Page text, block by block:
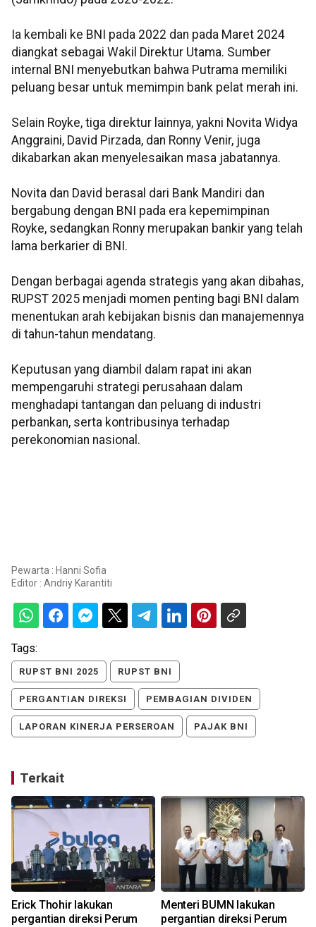
Ia kembali ke BNI pada 2022 dan pada Maret 2024
diangkat sebagai Wakil Direktur Utama. Sumber
internal BNI menyebutkan bahwa Putrama memiliki
peluang besar untuk memimpin bank pelat merah ini.
Selain Royke, tiga direktur lainnya, yakni Novita Widya
Anggraini, David Pirzada, dan Ronny Venir, juga
dikabarkan akan menyelesaikan masa jabatannya.
Novita dan David berasal dari Bank Mandiri dan
bergabung dengan BNI pada era kepemimpinan
Royke, sedangkan Ronny merupakan bankir yang telah
lama berkarier di BNI.
Dengan berbagai agenda strategis yang akan dibahas,
RUPST 2025 menjadi momen penting bagi BNI dalam
menentukan arah kebijakan bisnis dan manajemennya
di tahun-tahun mendatang.
Keputusan yang diambil dalam rapat ini akan
mempengaruhi strategi perusahaan dalam
menghadapi tantangan dan peluang di industri
perbankan, serta kontribusinya terhadap
perekonomian nasional.
Pewarta : Hanni Sofia
Editor : Andriy Karantiti
Tags:
RUPST BNI 2025 RUPST BNI
PERGANTIAN DIREKSI PEMBAGIAN DIVIDEN
LAPORAN KINERJA PERSEROAN PAJAK BNI
Terkait
Erick Thohir lakukan
pergantian direksi Perum
Menteri BUMN lakukan
pergantian direksi Perum